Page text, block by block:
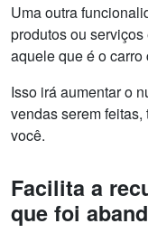
Uma outra
produtos ou
aquele que é o
Isso irá aumentar o
vendas serem
você.
Facilita a
que foi